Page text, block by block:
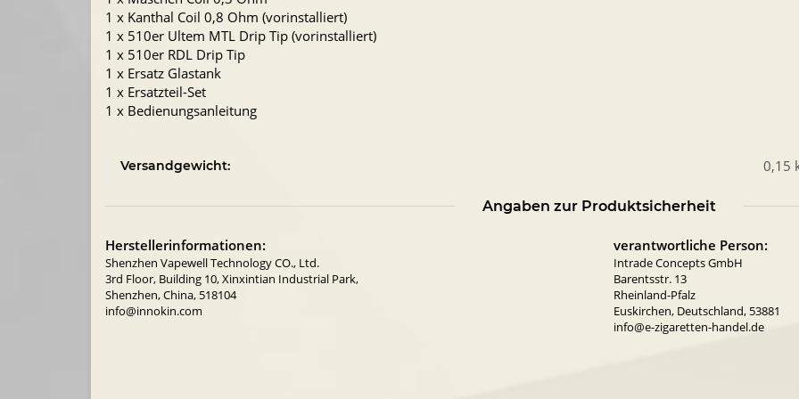
1 x Kanthal Coil 0,8 Ohm (vorinstalliert)
1 x 510er Ultem MTL Drip Tip (vorinstalliert)
1 x 510er RDL Drip Tip
1 x Ersatz Glastank
1 x Ersatzteil-Set
1 x Bedienungsanleitung
Versandgewicht: 0,15
Angaben zur Produktsicherheit
Herstellerinformationen:
Shenzhen Vapewell Technology CO., Ltd.
3rd Floor, Building 10, Xinxintian Industrial Park,
Shenzhen, China, 518104
info@innokin.com
verantwortliche Person:
Intrade Concepts GmbH
Barentsstr. 13
Rheinland-Pfalz
Euskirchen, Deutschland, 53881
info@e-zigaretten-handel.de